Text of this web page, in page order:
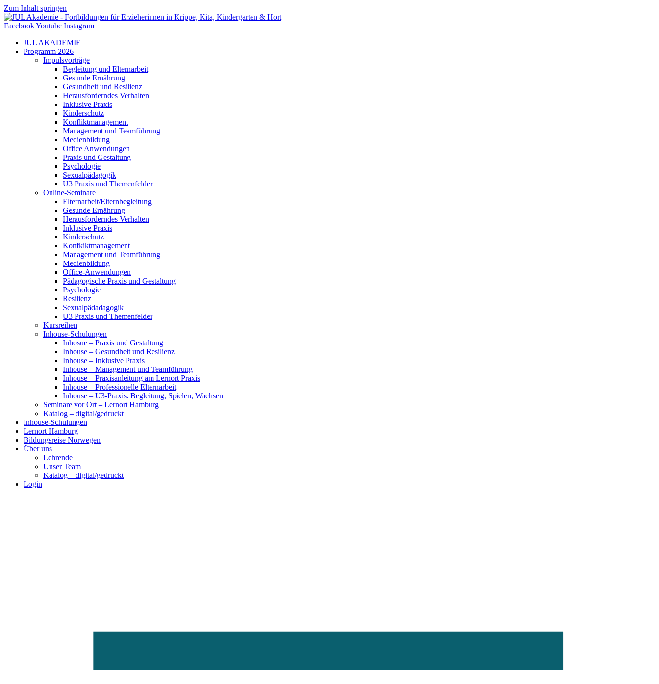
Zum Inhalt springen
FacebookYoutube Instagram
JUL AKADEMIE
Programm 2026
Impulsvorträge
Begleitung und Elternarbeit
Gesunde Ernährung
Gesundheit und Resilienz
Herausforderndes Verhalten
Inklusive Praxis
Kinderschutz
Konfliktmanagement
Management und Teamführung
Medienbildung
Office Anwendungen
Praxis und Gestaltung
Psychologie
Sexualpädagogik
U3 Praxis und Themenfelder
Online-Seminare
Elternarbeit/Elternbegleitung
Gesunde Ernährung
Herausforderndes Verhalten
Inklusive Praxis
Kinderschutz
Konfkiktmanagement
Management und Teamführung
Medienbildung
Office-Anwendungen
Pädagogische Praxis und Gestaltung
Psychologie
Resilienz
Sexualpädadagogik
U3 Praxis und Themenfelder
Kursreihen
Inhouse-Schulungen
Inhosue – Praxis und Gestaltung
Inhouse – Gesundheit und Resilienz
Inhouse – Inklusive Praxis
Inhouse – Management und Teamführung
Inhouse – Praxisanleitung am Lernort Praxis
Inhouse – Professionelle Elternarbeit
Inhouse – U3-Praxis: Begleitung, Spielen, Wachsen
Seminare vor Ort – Lernort Hamburg
Katalog – digital/gedruckt
Inhouse-Schulungen
Lernort Hamburg
Bildungsreise Norwegen
Über uns
Lehrende
Unser Team
Katalog – digital/gedruckt
Login